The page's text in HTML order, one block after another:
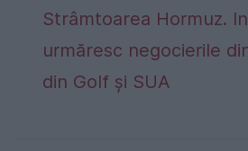
Strâmtoarea Hormuz.
urmăresc negocierile
din Golf și SUA